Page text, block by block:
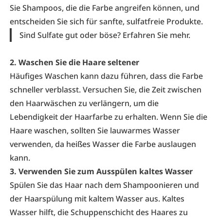
Sie Shampoos, die die Farbe angreifen können, und
entscheiden Sie sich für sanfte, sulfatfreie Produkte.
Sind Sulfate gut oder böse? Erfahren Sie mehr.
2. Waschen Sie die Haare seltener
Häufiges Waschen kann dazu führen, dass die Farbe
schneller verblasst. Versuchen Sie, die Zeit zwischen
den Haarwäschen zu verlängern, um die
Lebendigkeit der Haarfarbe zu erhalten. Wenn Sie die
Haare waschen, sollten Sie lauwarmes Wasser
verwenden, da heißes Wasser die Farbe auslaugen
kann.
3. Verwenden Sie zum Ausspülen kaltes Wasser
Spülen Sie das Haar nach dem Shampoonieren und
der Haarspülung mit kaltem Wasser aus. Kaltes
Wasser hilft, die Schuppenschicht des Haares zu